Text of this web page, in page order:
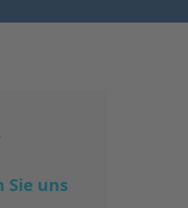
Sie uns